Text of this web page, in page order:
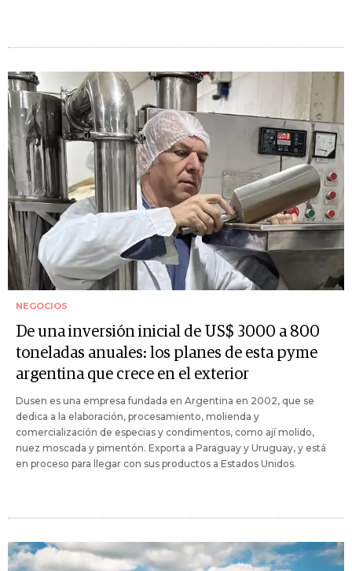
NEGOCIOS
De una inversión inicial de US$ 3000 a 800
toneladas anuales: los planes de esta pyme
argentina que crece en el exterior
Dusen es una empresa fundada en Argentina en 2002, que se
dedica a la elaboración, procesamiento, molienda y
comercialización de especias y condimentos, como ají molido,
nuez moscada y pimentón. Exporta a Paraguay y Uruguay, y está
en proceso para llegar con sus productos a Estados Unidos.